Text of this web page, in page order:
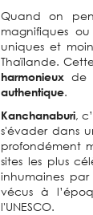
Quand on
magnifiques
uniques et
Thaïlande.
harmonieux de
authentique.
Kanchanaburi,
s'évader dans
profondément
sites les plus
inhumaines par
vécus à
l'UNESCO.